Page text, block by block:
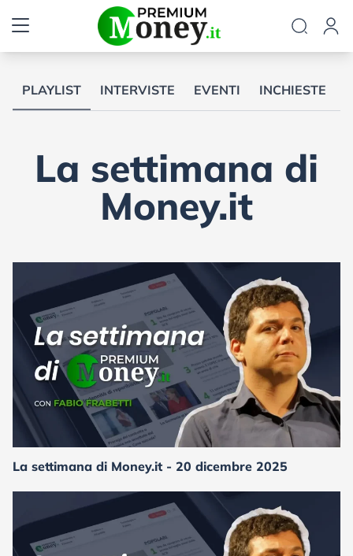
PLAYLIST INTERVISTE EVENTI INCHIESTE
La settimana di
Money.it
La settimana di Money.it - 20 dicembre 2025